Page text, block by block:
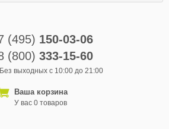
(495) 150-03-06
(800) 333-15-60
Без выходных с 10:00 до 21:00
Ваша корзина
У вас 0 товаров